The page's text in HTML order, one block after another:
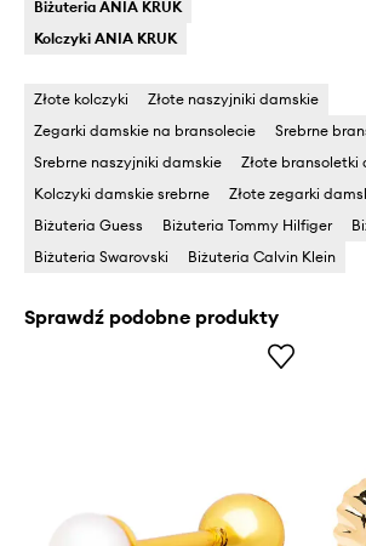
Biżuteria ANIA KRUK
Kolczyki ANIA KRUK
Złote kolczyki
Złote naszyjniki damskie
Zegarki damskie na bransolecie
Srebrne
Srebrne naszyjniki damskie
Złote bransoletki
Kolczyki damskie srebrne
Złote zegarki
Biżuteria Guess
Biżuteria Tommy Hilfiger
Biżuteria Swarovski
Biżuteria Calvin Klein
Sprawdź podobne produkty